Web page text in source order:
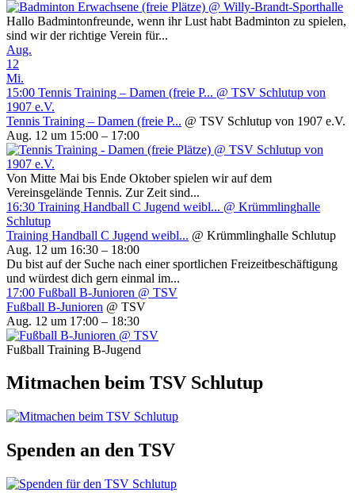
Hallo Badmintonfreunde, wenn ihr Lust habt Badminton zu spielen,
sind wir der richtige Verein für...
Aug.
12
Mi.
15:00 Tennis Training – Damen (freie P... @ TSV Schlutup von
1907 e.V.
Tennis Training – Damen (freie P... @ TSV Schlutup von 1907 e.V.
Aug. 12 um 15:00 – 17:00
Von Mitte Mai bis Ende Oktober spielen wir auf dem
Vereinsgelände Tennis. Zur Zeit sind...
16:30 Training Handball C Jugend weibl... @ Krümmlinghalle
Schlutup
Training Handball C Jugend weibl... @ Krümmlinghalle Schlutup
Aug. 12 um 16:30 – 18:00
Du bist auf der Suche nach einer sportlichen Freizeitbeschäftigung
und würdest dich gern einmal im...
17:00 Fußball B-Junioren @ TSV
Fußball B-Junioren @ TSV
Aug. 12 um 17:00 – 18:30
Fußball Training B-Jugend
Mitmachen beim TSV Schlutup
Spenden an den TSV